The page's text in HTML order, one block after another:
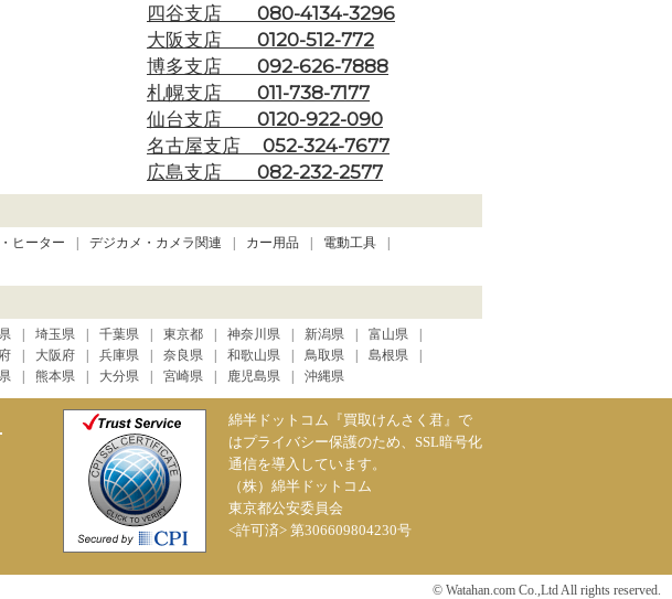
四谷支店 080-4134-3296
大阪支店 0120-512-772
博多支店 092-626-7888
札幌支店 011-738-7177
仙台支店 0120-922-090
名古屋支店 052-324-7677
広島支店 082-232-2577
ヒーター デジカメ・カメラ関連 カー用品
電動工具
埼玉県 千葉県 東京都 神奈川県 新潟県
富山県
大阪府 兵庫県 奈良県 和歌山県 鳥取県
島根県
熊本県 大分県 宮崎県 鹿児島県 沖縄県
綿半ドットコム『買取けんさく君』で
はプライバシー保護のため、SSL暗号化
通信を導入しています。
（株）綿半ドットコム
東京都公安委員会
<許可済> 第306609804230号
© Watahan.com Co.,Ltd All rights reserved.